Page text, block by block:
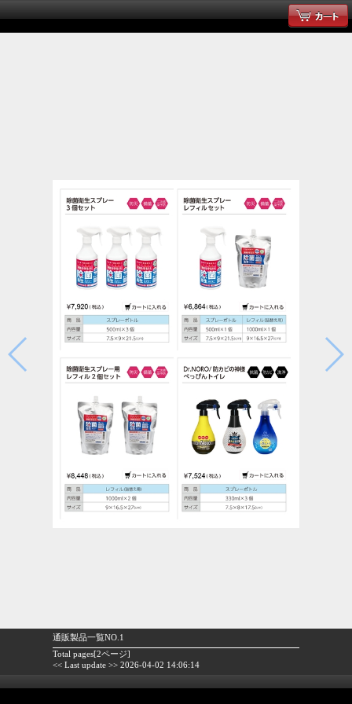
通販製品一覧NO.1
Total pages[2ページ]
<< Last update >> 2026-04-02 14:06:14